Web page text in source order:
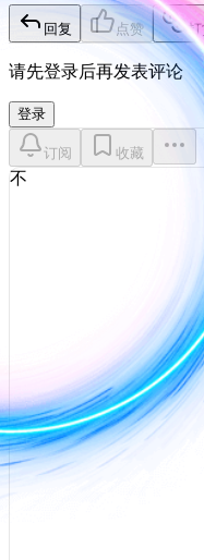
回复 点赞
请先登录后再发表评论
登录
订阅 收藏
不